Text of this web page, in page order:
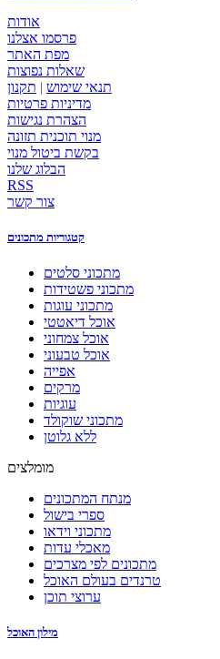
אודות
פרסמו אצלנו
מפת האתר
שאלות נפוצות
תנאי שימוש | תקנון
מדיניות פרטיות
הצהרת נגישות
מנוי תוכנית תזונה
בקשת ביטול מנוי
הבלוג שלנו
RSS
צור קשר
קטגוריות מתכונים
מתכוני סלטים
מתכוני פשטידות
מתכוני עוגות
אוכל דיאטטי
אוכל צמחוני
אוכל טבעוני
אפייה
מרקים
עוגיות
מתכוני שוקולד
ללא גלוטן
מומלצים
מנתח המתכונים
ספרי בישול
מתכוני וידאו
מאכלי עדות
מתכונים לפי מצרכים
טרנדים בעולם האוכל
ערוצי תוכן
מילון האוכל